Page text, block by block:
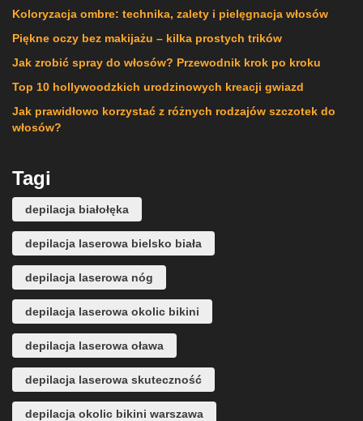
Koloryzacja ombre: technika, zalety i pielęgnacja włosów
Piękne oczy bez makijażu – kilka prostych trików
Jak zrobić spray do włosów? Przewodnik krok po kroku
Top 10 hollywoodzkich urodzinowych kreacji gwiazd
Jak prawidłowo korzystać z różnych rodzajów szczotek do
włosów?
Tagi
depilacja białołęka
depilacja laserowa bielsko biała
depilacja laserowa nóg
depilacja laserowa okolic bikini
depilacja laserowa oława
depilacja laserowa skuteczność
depilacja okolic bikini warszawa